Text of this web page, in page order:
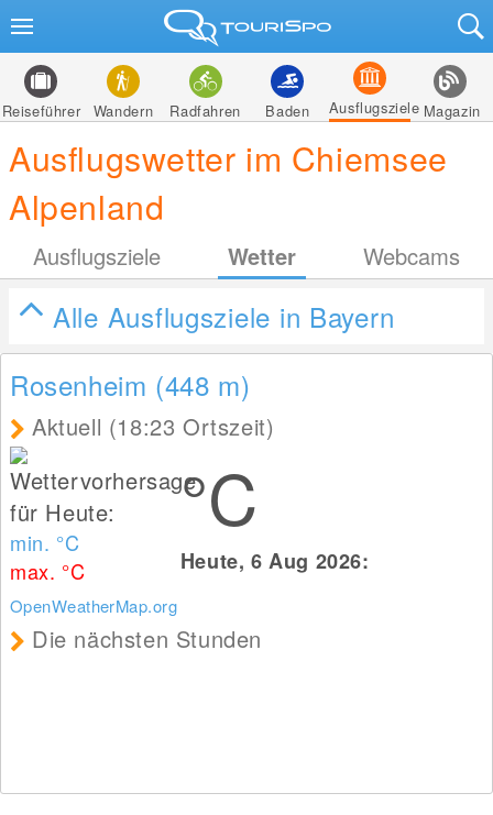
Reiseführer Wandern Radfahren Baden Ausflugsziele Magazin
Ausflugswetter im Chiemsee
Alpenland
Ausflugsziele Wetter Webcams
Alle Ausflugsziele in Bayern
Rosenheim (448 m)
Aktuell (18:23 Ortszeit)
min. °C
max. °C
OpenWeatherMap.org
°C
Heute, 6 Aug 2026:
Die nächsten Stunden